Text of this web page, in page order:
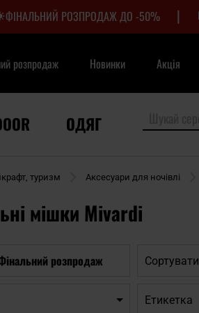
ФІНАЛЬНИЙ РОЗПРОДАЖ ДО -50% |
розпродаж Новинки Акція
ОДЯГ
туризм Аксесуари для ночівлі
мішки Mivardi
розпродаж Сортувати
Етикетка